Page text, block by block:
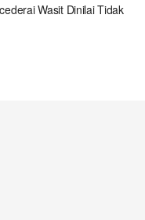
Wasit Dinilai Tidak